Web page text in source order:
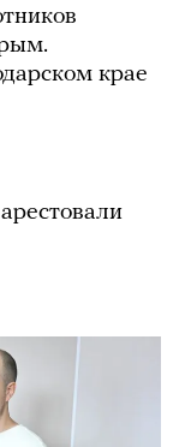
крае